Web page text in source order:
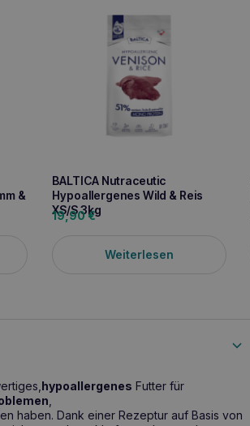
&
BALTICA Nutraceutic
Hypoallergenes Wild & Reis
XS/S 3kg
19,90€
Weiterlesen
hypoallergenes Futter für
haben. Dank einer Rezeptur auf Basis von